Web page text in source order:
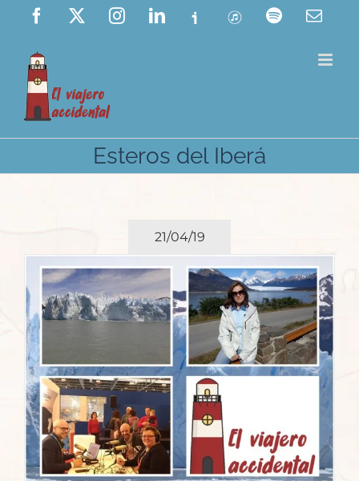
Saltar
contenido
Facebook InstagramLinkedIn
Ivoox ITunes Spotify
Esteros del Iberá
21/04/19